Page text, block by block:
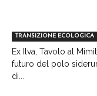
TRANSIZIONE ECOLOGICA
Ex Ilva, Tavolo al Mimit
futuro del polo
di...